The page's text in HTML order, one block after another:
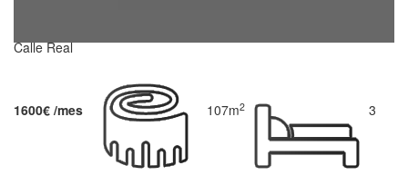
Calle Real
1600€ /mes 107m2 3